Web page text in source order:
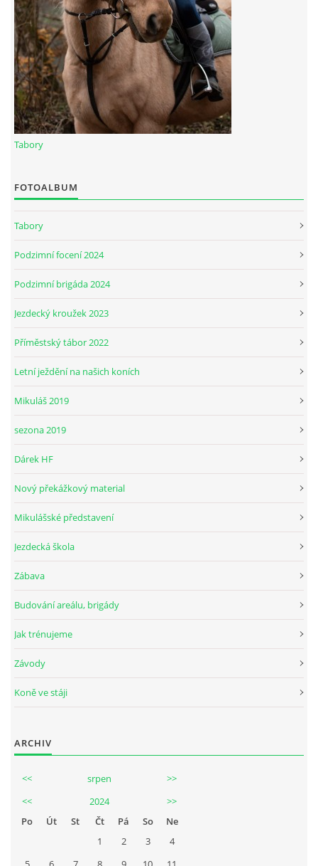
Tabory
FOTOALBUM
Tabory
Podzimní focení 2024
Podzimní brigáda 2024
Jezdecký kroužek 2023
Příměstský tábor 2022
Letní ježdění na našich koních
Mikuláš 2019
sezona 2019
Dárek HF
Nový překážkový material
Mikulášské představení
Jezdecká škola
Zábava
Budování areálu, brigády
Jak trénujeme
Závody
Koně ve stáji
ARCHIV
<< srpen
>>
<<
2024
>>
Po
Út St Čt Pá So
Ne
1
2 3
4